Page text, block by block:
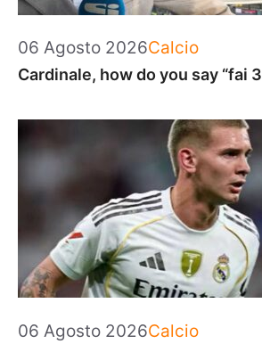
06 Agosto 2026Categorie
Calcio
Cardinale, how do you say “fai
06 Agosto 2026Categorie
Calcio